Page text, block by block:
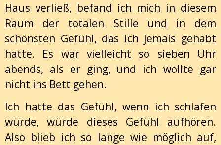
Haus verließ, befand ich mich in diesem
Raum der totalen Stille und in dem
schönsten Gefühl, das ich jemals gehabt
hatte. Es war vielleicht so sieben Uhr
abends, als er ging, und ich wollte gar
nicht ins Bett gehen.
Ich hatte das Gefühl, wenn ich schlafen
würde, würde dieses Gefühl aufhören.
Also blieb ich so lange wie möglich auf,